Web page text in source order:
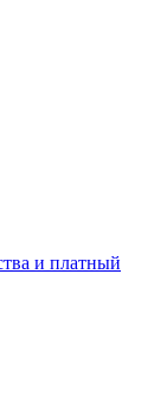
и платный